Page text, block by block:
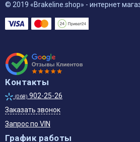
© 2019 «Brakeline.shop» - интернет
Контакты
(068) 902-25-26
Заказать звонок
Запрос по VIN
График работы